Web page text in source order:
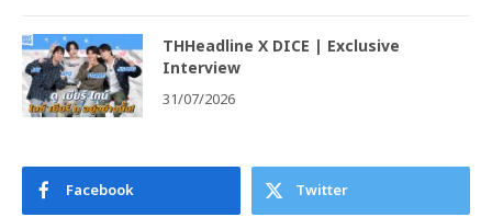
THHeadline X DICE | Exclusive
Interview
31/07/2026
Facebook Twitter